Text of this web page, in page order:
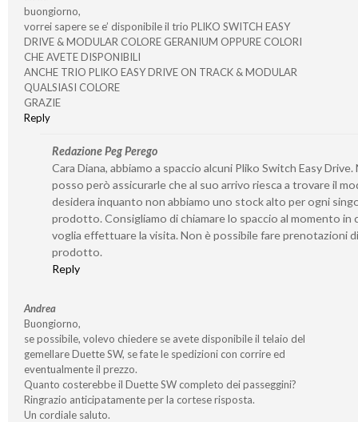
buongiorno,
vorrei sapere se e’ disponibile il trio PLIKO SWITCH EASY
DRIVE & MODULAR COLORE GERANIUM OPPURE COLORI
CHE AVETE DISPONIBILI
ANCHE TRIO PLIKO EASY DRIVE ON TRACK & MODULAR
QUALSIASI COLORE
GRAZIE
Reply
Redazione Peg Perego
Cara Diana, abbiamo a spaccio alcuni Pliko Switch Easy Drive.
posso però assicurarle che al suo arrivo riesca a trovare il
desidera inquanto non abbiamo uno stock alto per ogni
prodotto. Consigliamo di chiamare lo spaccio al momento in
voglia effettuare la visita. Non è possibile fare prenotazioni di
prodotto.
Reply
Andrea
Buongiorno,
se possibile, volevo chiedere se avete disponibile il telaio del
gemellare Duette SW, se fate le spedizioni con corrire ed
eventualmente il prezzo.
Quanto costerebbe il Duette SW completo dei passeggini?
Ringrazio anticipatamente per la cortese risposta.
Un cordiale saluto.